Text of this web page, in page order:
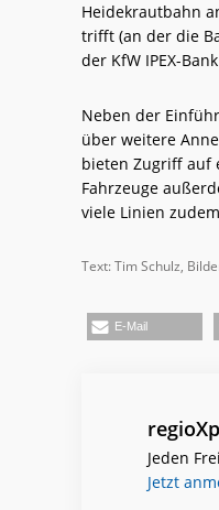
Heidekrautbahn
trifft (an der die
der KfW IPEX-
Neben der
über weitere
bieten Zugriff auf
Fahrzeuge
viele Linien
Text: Tim Schulz,
E-Mail
Jeden
Jetzt